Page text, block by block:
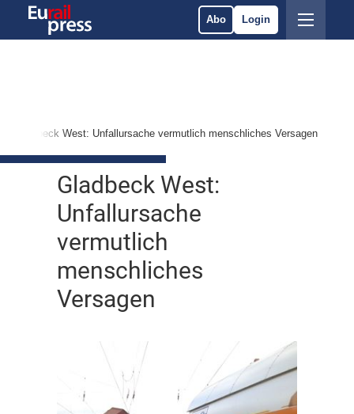
Abo Login
Gladbeck West: Unfallursache vermutlich menschliches Versagen
Gladbeck West:
Unfallursache
vermutlich
menschliches
Versagen